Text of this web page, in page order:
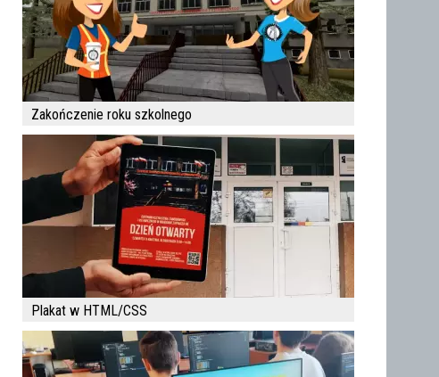
Zakończenie roku szkolnego
Plakat w HTML/CSS